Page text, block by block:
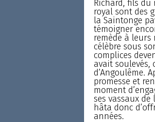
Richard, fils du
royal sont des
la Saintonge
témoigner
remède à leurs
célèbre sous
complices
avait soulevés,
d’Angoulême.
promesse et
moment
ses vassaux
hâta donc
années.